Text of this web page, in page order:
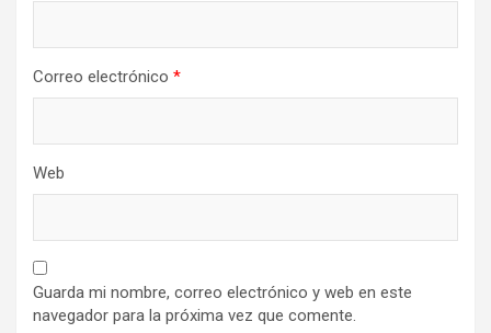
Correo electrónico *
Web
Guarda mi nombre, correo electrónico y web en este
navegador para la próxima vez que comente.